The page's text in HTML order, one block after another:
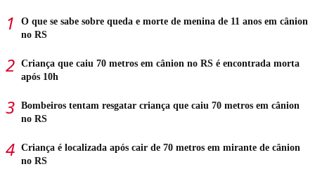
O que se sabe sobre queda e morte de menina de 11 anos em cânion
no RS
Criança que caiu 70 metros em cânion no RS é encontrada morta
após 10h
Bombeiros tentam resgatar criança que caiu 70 metros em cânion
no RS
Criança é localizada após cair de 70 metros em mirante de cânion
no RS